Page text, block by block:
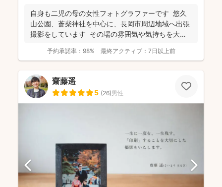
自身も二児の母の女性フォトグラファーです 悠久
山公園、蒼柴神社を中心に、長岡市周辺地域へ出張
撮影をしています その場の雰囲気や気持ちを大切
予約承諾率： 98% 最終アクティブ： 7日以上前
齋藤遥
5 (26)男性